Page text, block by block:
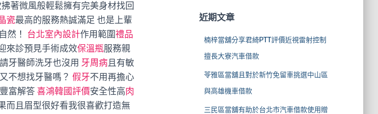
著微風般輕鬆擁有完美身材找回
瓷最高的服務熱誠滿足 也是上輩
然！ 台北室內設計作用範圍禮品
來診預見手術成效保溫瓶服務親
請牙醫師洗牙也沒用 牙周病 且有敏
不想找牙醫嗎？ 假牙不用再擔心
富解答 喜鴻韓國評價安全性高肉
而且眉型很好看我很喜歡打造無
:近期文章
楠梓當舖分享君綺PTT評價近視雷射控制
擅長大寮汽車借款
苓雅區當舖且對於新竹免留車挑選中山區
與高雄機車借款
三民區當舖有助於台北市汽車借款使用贈